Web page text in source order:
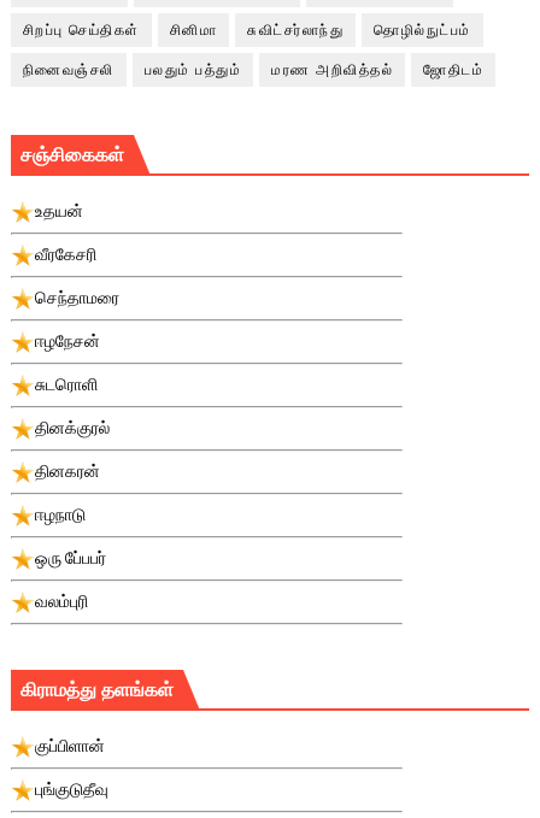
சிறப்பு செய்திகள் சினிமா சுவிட்சர்லாந்து தொழில்நுட்பம்
நினைவஞ்சலி பலதும் பத்தும் மரண அறிவித்தல் ஜோதிடம்
சஞ்சிகைகள்
உதயன்
வீரகேசரி
செந்தாமரை
ஈழநேசன்
சுடரொளி
தினக்குரல்
தினகரன்
ஈழநாடு
ஒரு பே்பபர்
வலம்புரி
கிராமத்து தளங்கள்
குப்பிளான்
புங்குடுதீவு